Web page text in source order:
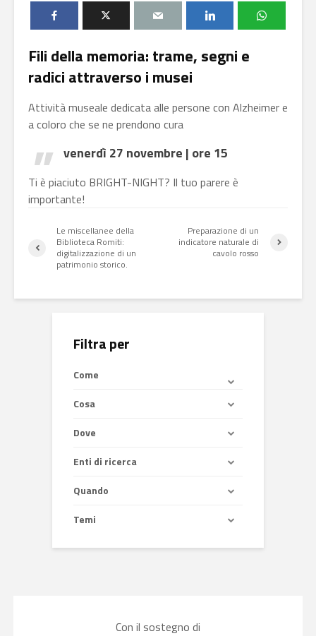
Fili della memoria: trame, segni e
radici attraverso i musei
Attività museale dedicata alle persone con Alzheimer e
a coloro che se ne prendono cura
venerdì 27 novembre | ore 15
Ti è piaciuto BRIGHT-NIGHT? Il tuo parere è
importante!
Le miscellanee della
Biblioteca Romiti:
digitalizzazione di un
patrimonio storico.
Preparazione di un
indicatore naturale di
cavolo rosso
Filtra per
Come
Cosa
Dove
Enti di ricerca
Quando
Temi
Con il sostegno di